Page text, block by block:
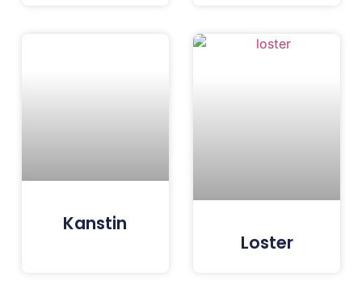
Kanstin
Loster